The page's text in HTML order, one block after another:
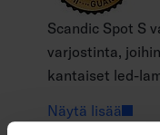
Scandic Spot S
varjostinta,
kantaiset led-
Näytä lisää